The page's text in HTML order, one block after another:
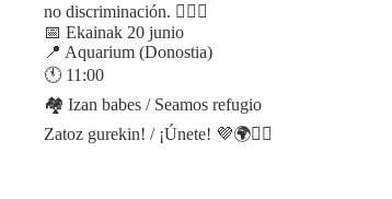
no discriminación. ✊🏽💜
📅 Ekainak 20 junio
📍 Aquarium (Donostia)
🕚 11:00
🏘️ Izan babes / Seamos refugio
Zatoz gurekin! / ¡Únete! 💜🌍✊🏽